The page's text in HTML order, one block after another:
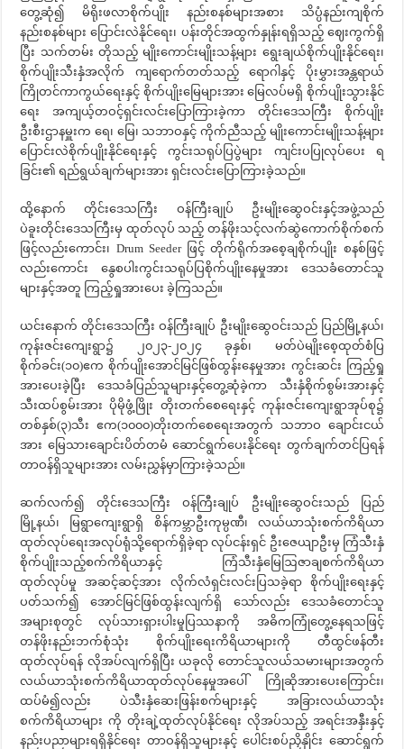
တွေ့ဆုံ၍ မိရိုးဖလာစိုက်ပျိုး နည်းစနစ်များအစား သိပ္ပံနည်းကျစိုက်
နည်းစနစ်များ ပြောင်းလဲနိုင်ရေး၊ ပန်းတိုင်အထွက်နှုန်းရရှိသည့် ဈေးကွက်ရှိ
ပြီး သက်တမ်း တိုသည့် မျိုးကောင်းမျိုးသန့်များ ရွေးချယ်စိုက်ပျိုးနိုင်ရေး၊
စိုက်ပျိုးသီးနှံအလိုက် ကျရောက်တတ်သည့် ရောဂါနှင့် ပိုးမွှားအန္တရာယ်
ကြိုတင်ကာကွယ်ရေးနှင့် စိုက်ပျိုးမြေများအား မြေလပ်မရှိ စိုက်ပျိုးသွားနိုင်
ရေး အကျယ့်တဝင့်ရှင်းလင်းပြောကြားခဲ့ကာ တိုင်းဒေသကြီး စိုက်ပျိုး
ဦးစီးဌာနမှူးက ရေ၊ မြေ၊ သဘာဝနှင့် ကိုက်ညီသည့် မျိုးကောင်းမျိုးသန့်များ
ပြောင်းလဲစိုက်ပျိုးနိုင်ရေးနှင့် ကွင်းသရုပ်ပြပွဲများ ကျင်းပပြုလုပ်ပေး ရ
ခြင်း၏ ရည်ရွယ်ချက်များအား ရှင်းလင်းပြောကြားခဲ့သည်။
ထို့နောက် တိုင်းဒေသကြီး ဝန်ကြီးချုပ် ဦးမျိုးဆွေဝင်းနှင့်အဖွဲ့သည်
ပဲခူးတိုင်းဒေသကြီးမှ ထုတ်လုပ် သည့် တန်ဖိုးသင့်လက်ဆွဲကောက်စိုက်စက်
ဖြင့်လည်းကောင်း၊ Drum Seeder ဖြင့် တိုက်ရိုက်အစေ့ချစိုက်ပျိုး စနစ်ဖြင့်
လည်းကောင်း နွေစပါးကွင်းသရုပ်ပြစိုက်ပျိုးနေမှုအား ဒေသခံတောင်သူ
များနှင့်အတူ ကြည့်ရှုအားပေး ခဲ့ကြသည်။
ယင်းနောက် တိုင်းဒေသကြီး ဝန်ကြီးချုပ် ဦးမျိုးဆွေဝင်းသည် ပြည်မြို့နယ်၊
ကုန်းဇင်းကျေးရွာ၌ ၂၀၂၃-၂၀၂၄ ခုနှစ်၊ မတ်ပဲမျိုးစေ့ထုတ်စံပြ
စိုက်ခင်း(၁၀)ဧက စိုက်ပျိုးအောင်မြင်ဖြစ်ထွန်းနေမှုအား ကွင်းဆင်း ကြည့်ရှု
အားပေးခဲ့ပြီး ဒေသခံပြည်သူများနှင့်တွေ့ဆုံခဲ့ကာ သီးနှံစိုက်စွမ်းအားနှင့်
သီးထပ်စွမ်းအား ပိုမိုဖွံ့ဖြိုး တိုးတက်စေရေးနှင့် ကုန်းဇင်းကျေးရွာအုပ်စု၌
တစ်နှစ်(၃)သီး ဧက(၁၀၀၀)တိုးတက်စေရေးအတွက် သဘာဝ ချောင်းငယ်
အား မြေသားချောင်းပိတ်တမံ ဆောင်ရွက်ပေးနိုင်ရေး တွက်ချက်တင်ပြရန်
တာဝန်ရှိသူများအား လမ်းညွှန်မှာကြားခဲ့သည်။
ဆက်လက်၍ တိုင်းဒေသကြီး ဝန်ကြီးချုပ် ဦးမျိုးဆွေဝင်းသည် ပြည်
မြို့နယ်၊ မြရွာကျေးရွာရှိ စိန်ကမ္ဘာဦးကုမ္ပဏီ၊ လယ်ယာသုံးစက်ကိရိယာ
ထုတ်လုပ်ရေးအလုပ်ရုံသို့ရောက်ရှိခဲ့ရာ လုပ်ငန်းရှင် ဦးဇေယျာဦးမှ ကြံသီးနှံ
စိုက်ပျိုးသည့်စက်ကိရိယာနှင့် ကြံသီးနှံမြေဩဇာချစက်ကိရိယာ
ထုတ်လုပ်မှု အဆင့်ဆင့်အား လိုက်လံရှင်းလင်းပြသခဲ့ရာ စိုက်ပျိုးရေးနှင့်
ပတ်သက်၍ အောင်မြင်ဖြစ်ထွန်းလျက်ရှိ သော်လည်း ဒေသခံတောင်သူ
အများစုတွင် လုပ်သားရှားပါးမှုပြဿနာကို အဓိကကြုံတွေ့နေရသဖြင့်
တန်ဖိုးနည်းဘက်စုံသုံး စိုက်ပျိုးရေးကိရိယာများကို တီထွင်ဖန်တီး
ထုတ်လုပ်ရန် လိုအပ်လျက်ရှိပြီး ယခုလို တောင်သူလယ်သမားများအတွက်
လယ်ယာသုံးစက်ကိရိယာထုတ်လုပ်နေမှုအပေါ် ကြိုဆိုအားပေးကြောင်း၊
ထပ်မံ၍လည်း ပဲသီးနှံဆေးဖြန်းစက်များနှင့် အခြားလယ်ယာသုံး
စက်ကိရိယာများ ကို တိုးချဲ့ထုတ်လုပ်နိုင်ရေး လိုအပ်သည့် အရင်းအနှီးနှင့်
နည်းပညာများရရှိနိုင်ရေး တာဝန်ရှိသူများနှင့် ပေါင်းစပ်ညှိနှိုင်း ဆောင်ရွက်